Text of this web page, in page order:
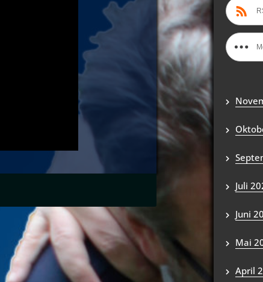
Juli
Juni
Mai
April